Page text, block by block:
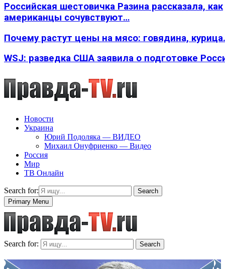
Российская шестовичка Разина рассказала, как
американцы сочувствуют…
Почему растут цены на мясо: говядина,
WSJ: разведка США заявила о подготовке
Новости
Украина
Юрий Подоляка — ВИДЕО
Михаил Онуфриенко — Видео
Россия
Мир
ТВ Онлайн
Search for:
Search
Primary Menu
Search for: Search